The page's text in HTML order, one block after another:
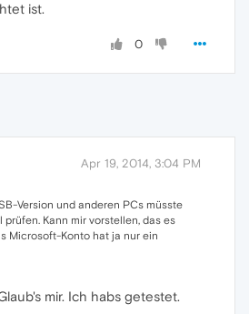
ist.
0
Apr 19, 2014, 3:04 PM
Version und anderen PCs müsste
prüfen. Kann mir vorstellen, das es
Microsoft-Konto hat ja nur ein
mir. Ich habs getestet.